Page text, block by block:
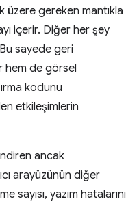
üzere gereken mantıkla
içerir. Diğer her şey
sayede geri
hem de görsel
kodunu
etkileşimlerin
ancak
arayüzünün diğer
sayısı, yazım hatalarını